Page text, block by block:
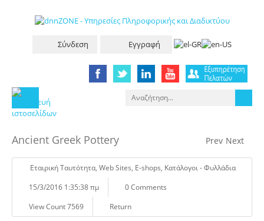
Σύνδεση Εγγραφή
Prev Next
Ancient Greek Pottery
Eταιρική Tαυτότητα, Web Sites, E-shops, Κατάλογοι - Φυλλάδια
15/3/2016 1:35:38 πμ
0 Comments
View Count 7569
Return